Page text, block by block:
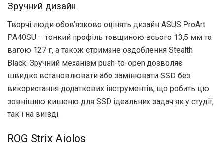
Зручний дизайн
Творчі люди обов’язково оцінять дизайн ASUS ProArt
PA40SU – тонкий профіль товщиною всього 13,5 мм та
вагою 127 г, а також стримане оздоблення Stealth
Black. Зручний механізм push-to-open дозволяє
швидко встановлювати або замінювати SSD без
використання додаткових інструментів, що робить цю
зовнішню кишеню для SSD ідеальних задач як у студії,
так і на виїзді.
ROG Strix Aiolos